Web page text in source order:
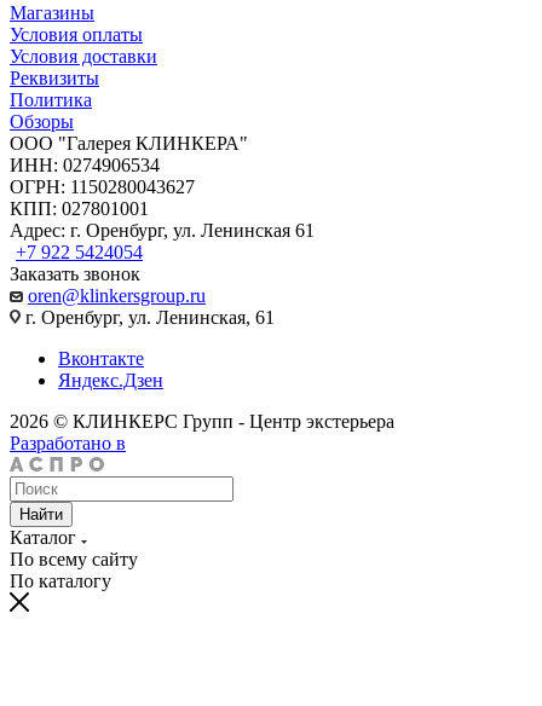
Магазины
Условия оплаты
Условия доставки
Реквизиты
Политика
Обзоры
ООО "Галерея КЛИНКЕРА"
ИНН: 0274906534
ОГРН: 1150280043627
КПП: 027801001
Адрес: г. Оренбург, ул. Ленинская 61
+7 922 5424054
Заказать звонок
oren@klinkersgroup.ru
г. Оренбург, ул. Ленинская, 61
Вконтакте
Яндекс.Дзен
2026 © КЛИНКЕРС Групп - Центр экстерьера
Разработано в
Найти
Каталог
По всему сайту
По каталогу